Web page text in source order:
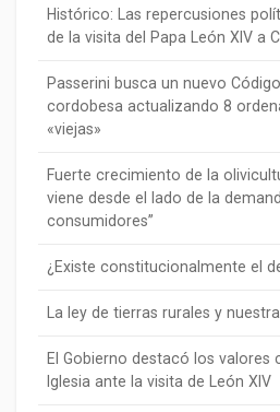
Histórico: Las repercusiones
de la visita del Papa León XIV a
Passerini busca un nuevo
cordobesa actualizando 8
«viejas»
Fuerte crecimiento de la
viene desde el lado de la
consumidores”
¿Existe constitucionalmente el
La ley de tierras rurales y
El Gobierno destacó los valores
Iglesia ante la visita de León XIV